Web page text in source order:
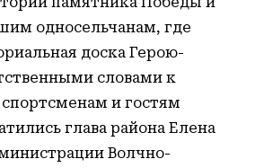
односельчанам, где
доска Герою-
словами к
и гостям
глава района Елена
Волчно-